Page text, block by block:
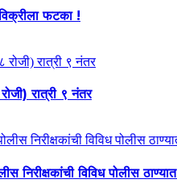
फटका !
रात्री ९ नंतर
निरीक्षकांची विविध पोलीस